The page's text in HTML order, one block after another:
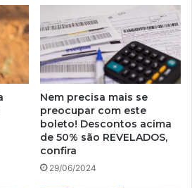
Nem precisa mais se
preocupar com este
boleto! Descontos acima
de 50% são REVELADOS,
confira
29/06/2024